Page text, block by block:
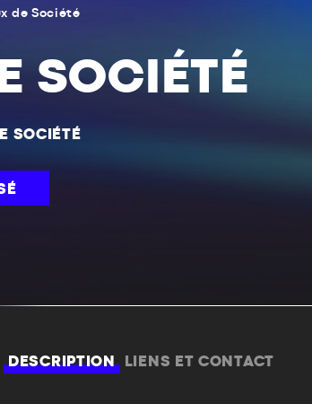
de Société
SOCIÉTÉ
SOCIÉTÉ
DESCRIPTION LIENS ET CONTACT